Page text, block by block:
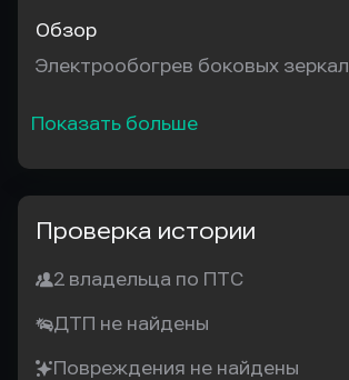
Обзор
Электрообогрев боковых зеркал
Показать больше
Проверка истории
2 владельца по ПТС
ДТП не найдены
Повреждения не найдены